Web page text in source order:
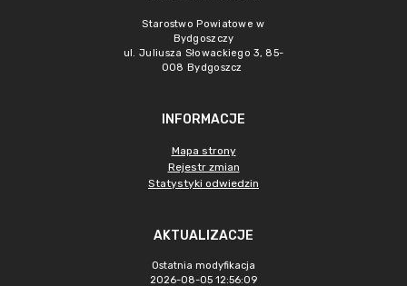
Starostwo Powiatowe w
Bydgoszczy
ul. Juliusza Słowackiego 3, 85-
008 Bydgoszcz
INFORMACJE
Mapa strony
Rejestr zmian
Statystyki odwiedzin
AKTUALIZACJE
Ostatnia modyfikacja
2026-08-05 12:56:09